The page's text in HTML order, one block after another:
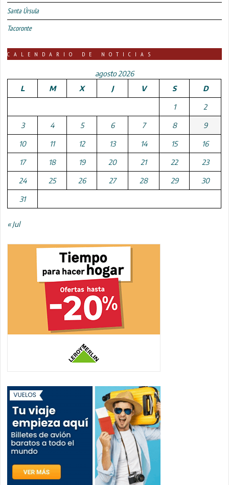
Santa Úrsula
Tacoronte
CALENDARIO DE NOTICIAS
agosto 2026
L
M X J V S D
1 2
3 4 5 6 7 8 9
10 11 12 13 14 15 16
17 18 19 20 21 22 23
24 25 26 27 28 29 30
31
« Jul